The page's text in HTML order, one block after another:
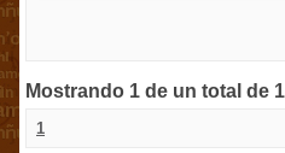
Mostrando 1 de un total de
1